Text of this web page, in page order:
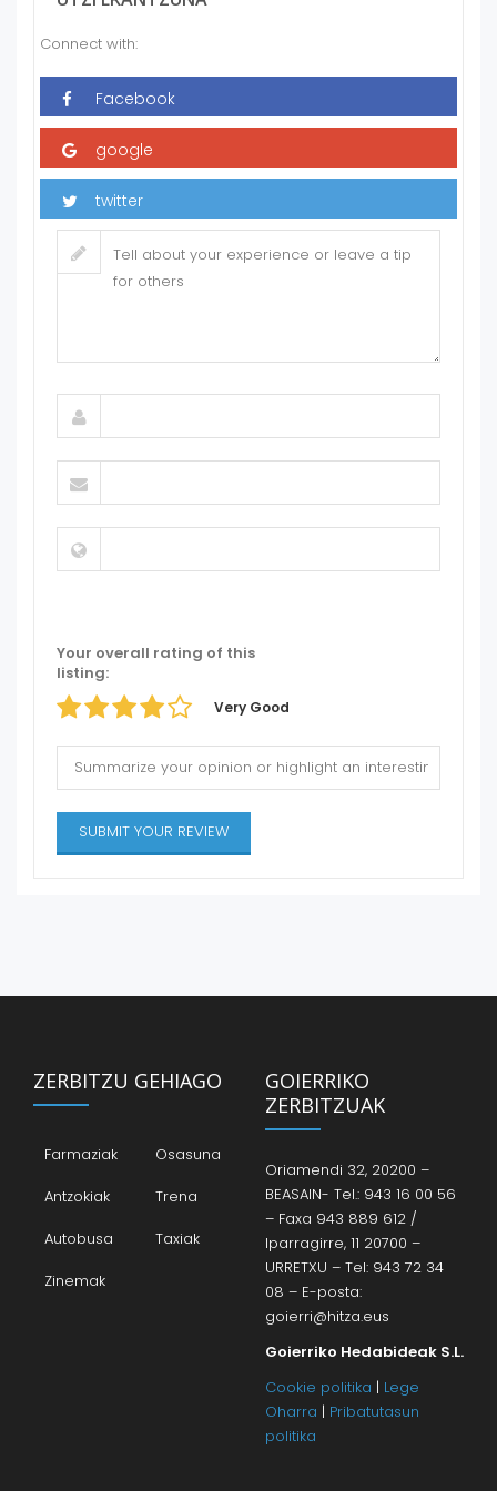
Connect with:
Your overall rating of this
listing:
Very Good
ZERBITZU GEHIAGO
Farmaziak
Osasuna
Antzokiak
Trena
Autobusa
Taxiak
Zinemak
GOIERRIKO
ZERBITZUAK
Oriamendi 32, 20200 –
BEASAIN- Tel.: 943 16 00 56
– Faxa 943 889 612 /
Iparragirre, 11 20700 –
URRETXU – Tel: 943 72 34
08 – E-posta:
goierri@hitza.eus
Goierriko Hedabideak S.L.
Cookie politika | Lege
Oharra | Pribatutasun
politika